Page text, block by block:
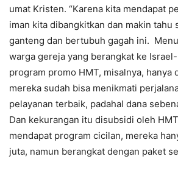
umat Kristen. “Karena kita mendapat
iman kita dibangkitkan dan makin tahu
ganteng dan bertubuh gagah ini.
warga gereja yang berangkat ke
program promo HMT, misalnya, hanya
mereka sudah bisa menikmati
pelayanan terbaik, padahal dana
Dan kekurangan itu disubsidi oleh
mendapat program cicilan, mereka
juta, namun berangkat dengan paket